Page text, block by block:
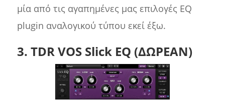
μία από τις αγαπημένες μας επιλογές EQ
plugin αναλογικού τύπου εκεί έξω.
3. TDR VOS Slick EQ (ΔΩΡΕΑΝ)